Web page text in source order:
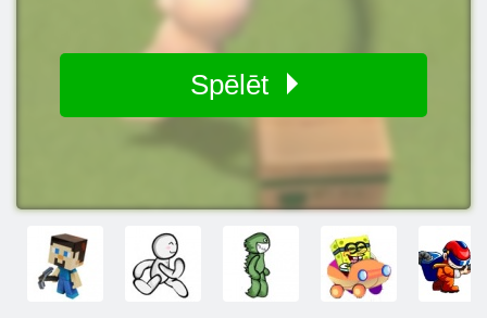
Spēlēt